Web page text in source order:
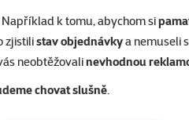
k tomu, abychom si
zjistilistav objednávkya nemuseli
neobtěžovalinevhodnou
chovat slušně.
0